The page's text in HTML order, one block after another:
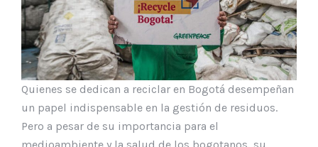
Quienes se dedican a reciclar en Bogotá desempeñan
un papel indispensable en la gestión de residuos.
Pero a pesar de su importancia para el